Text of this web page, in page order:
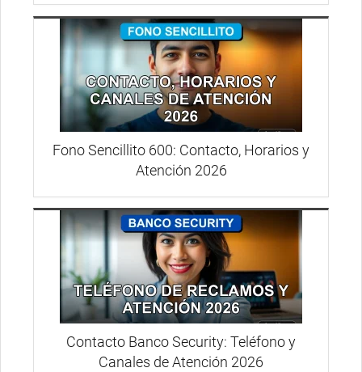
Fono Sencillito 600: Contacto, Horarios y
Atención 2026
Contacto Banco Security: Teléfono y
Canales de Atención 2026